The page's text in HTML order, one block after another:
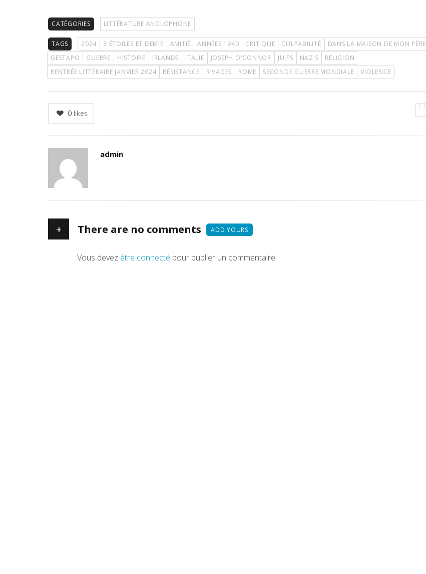
CATÉGORIES LITTÉRATURE ANGLOPHONE
TAGS 2024 3 ÉTOILES ET DEMIE AMITIÉ ANNÉES 1940 CRITIQUE CULPABILITÉ
DANS LA MAISON DE MON PÈRE
GESTAPO
GUERRE HISTOIRE IRLANDE ITALIE JOSEPH O'CONNOR JUIFS NAZIS
RELIGION
RENTRÉE LITTÉRAIRE JANVIER 2024
RÉSISTANCE RIVAGES ROME SECONDE GUERRE MONDIALE VIOLENCE
0 likes
Author
admin
+ There are no comments ADD YOURS
Vous devez être connecté pour publier un commentaire.